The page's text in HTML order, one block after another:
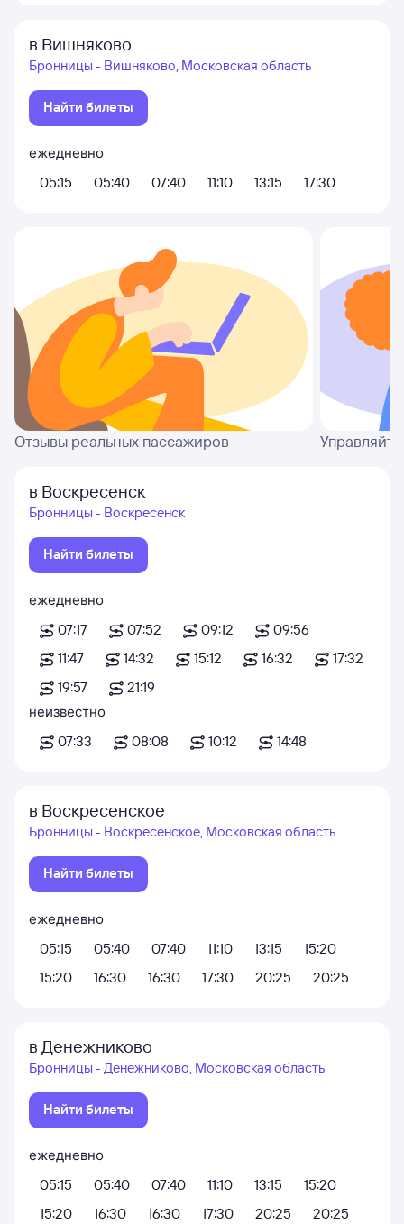
в Вишняково
Бронницы - Вишняково, Московская область
Найти билеты
ежедневно
05:15
05:40 07:40 11:10 13:15 17:30
Отзывы реальных пассажиров
в Воскресенск
Бронницы - Воскресенск
Найти билеты
ежедневно
07:17
07:52 09:12
09:56
11:47
14:32 15:12 16:32
17:32
19:57
21:19
неизвестно
07:33
08:08 10:12 14:48
в Воскресенское
Бронницы - Воскресенское, Московская область
Найти билеты
ежедневно
05:15
05:40 07:40 11:10 13:15
15:20
15:20
16:30 16:30 17:30 20:25 20:25
в Денежниково
Бронницы - Денежниково, Московская область
Найти билеты
ежедневно
05:15
05:40 07:40 11:10 13:15
15:20
15:20
16:30 16:30 17:30 20:25 20:25